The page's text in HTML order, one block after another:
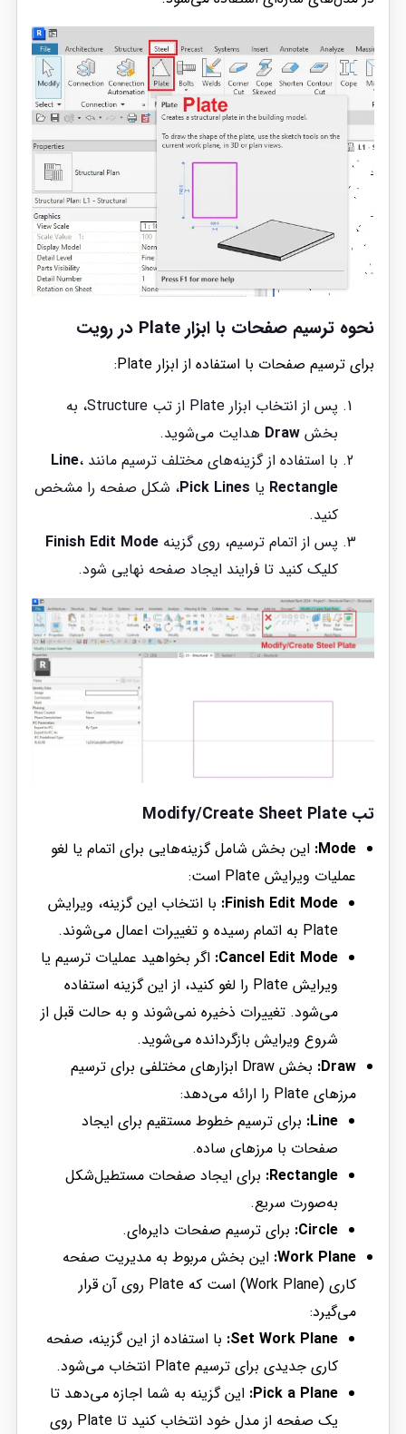
نحوه ترسیم صفحات با ابزار Plate در رویت
برای ترسیم صفحات با استفاده از ابزار Plate:
پس از انتخاب ابزار Plate از تب Structure، به
بخشDraw هدایت می‌شوید.
با استفاده از گزینه‌های مختلف ترسیم مانند Line،
Rectangle یا Pick Lines، شکل صفحه را مشخص
کنید.
پس از اتمام ترسیم، روی گزینهFinish Edit Mode
کلیک کنید تا فرایند ایجاد صفحه نهایی شود.
تب Modify/Create Sheet Plate
Mode: این بخش شامل گزینه‌هایی برای اتمام یا لغو
عملیات ویرایش Plate است:
Finish Edit Mode: با انتخاب این گزینه، ویرایش
Plate به اتمام رسیده و تغییرات اعمال می‌شوند.
Cancel Edit Mode: اگر بخواهید عملیات ترسیم یا
ویرایش Plate را لغو کنید، از این گزینه استفاده
می‌شود. تغییرات ذخیره نمی‌شوند و به حالت قبل از
شروع ویرایش بازگردانده می‌شوید.
Draw:
بخش Draw ابزارهای مختلفی برای ترسیم
مرزهای Plate را ارائه می‌دهد:
Line: برای ترسیم خطوط مستقیم برای ایجاد
صفحات با مرزهای ساده.
Rectangle: برای ایجاد صفحات مستطیل‌شکل
به‌صورت سریع.
Circle: برای ترسیم صفحات دایره‌ای.
Work Plane: این بخش مربوط به مدیریت صفحه
کاری (Work Plane) است که Plate روی آن قرار
می‌گیرد:
Set Work Plane: با استفاده از این گزینه، صفحه
کاری جدیدی برای ترسیم Plate انتخاب می‌شود.
Pick a Plane: این گزینه به شما اجازه می‌دهد تا
یک صفحه از مدل خود انتخاب کنید تا Plate روی